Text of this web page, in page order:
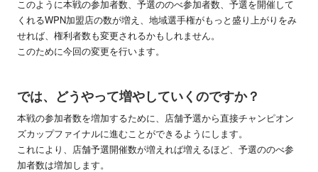
このように本戦の参加者数、予選ののべ参加者数、予選を開催して
くれるWPN加盟店の数が増え、地域選手権がもっと盛り上がりをみ
せれば、権利者数も変更されるかもしれません。
このために今回の変更を行います。
では、どうやって増やしていくのですか？
本戦の参加者数を増加するために、店舗予選から直接チャンピオン
ズカップファイナルに進むことができるようにします。
これにより、店舗予選開催数が増えれば増えるほど、予選ののべ参
加者数は増加します。